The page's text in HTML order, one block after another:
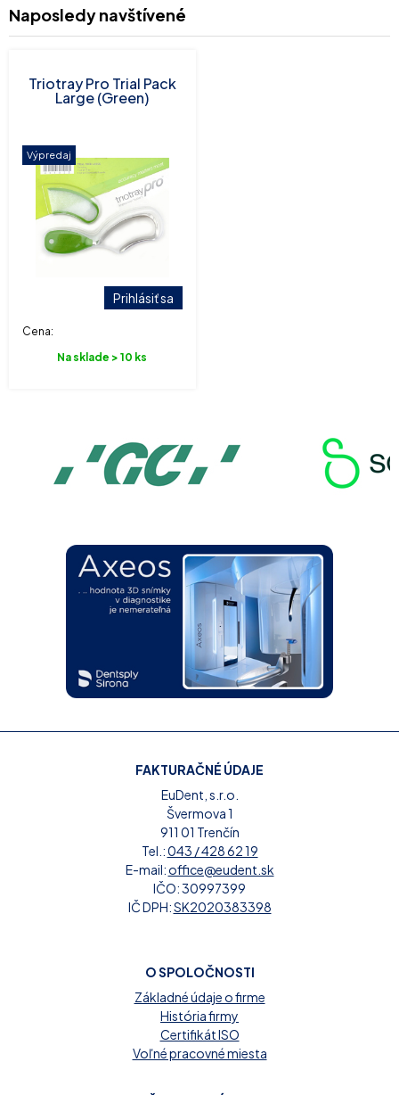
Naposledy navštívené
Triotray Pro Trial Pack
Large (Green)
Výpredaj
Cena:
Prihlásiť sa
Na sklade > 10 ks
FAKTURAČNÉ ÚDAJE
EuDent, s.r.o.
Švermova 1
911 01 Trenčín
Tel.:043 / 428 62 19
E-mail:office@eudent.sk
IČO: 30997399
IČ DPH:SK2020383398
O SPOLOČNOSTI
Základné údaje o firme
História firmy
Certifikát ISO
Voľné pracovné miesta